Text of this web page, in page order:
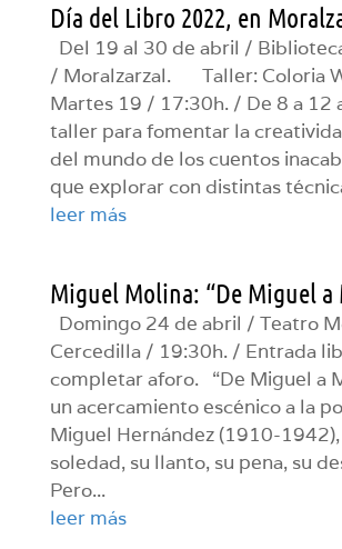
Día del Libro 2022, en
Del 19 al 30 de abril /
/ Moralzarzal. Taller: Coloria
Martes 19 / 17:30h. / De 8 a 12
taller para fomentar la
del mundo de los cuentos
que explorar con distintas
leer más
Miguel Molina: “De Miguel a
Domingo 24 de abril / Teatro
Cercedilla / 19:30h. / Entrada
completar aforo. “De Miguel a
un acercamiento escénico a la
Miguel Hernández (1910-1942),
soledad, su llanto, su pena, su
Pero...
leer más